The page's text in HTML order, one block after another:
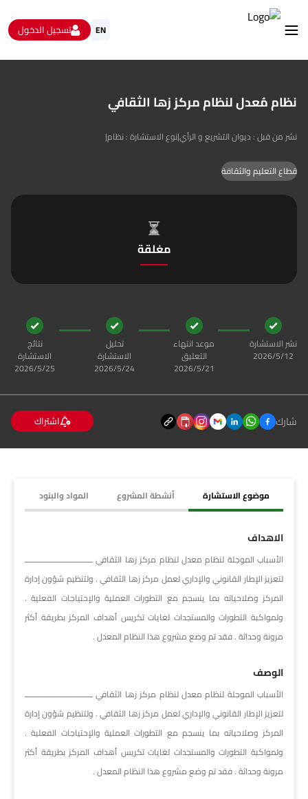
EN تسجيل الدخول
الاستبيانات و استطلاعات الرأي
البيانات المفتوحة
تواصل معنا
نظام مُعدل لنظام مركز زها الثقافي
نشر من قبل : ديوان التشريع و الرأي|نوع الاستشارة : نظام|
قطاع التعليم والثقافة
مغلقة
نشر الاستشارة
12‏‏/5‏‏/2026
موعد انتهاء
التعليق
21‏‏/5‏‏/2026
تحليل
الاستشارة
24‏‏/5‏‏/2026
نتائج
الاستشارة
25‏‏/5‏‏/2026
شارك اشتراك
موضوع الاستشارة أنشطة المشروع المواد والبنود
الاهداف
الأسباب الموجلة لنظام معدل لنظام مركز زها الثقافي ـــــــــــــــــــــــــــــــــ
لتعزيز الإطار القانوني والإداري لعمل مركز زها الثقافي . ولتنظيم شؤون إدارة
المركز وصلاحياته بما ينسجم مع التطورات العملية والإحتياجات الفعلية .
ولمواكبة التطورات والمستجدات لغايات تكريس أهداف المركز بطريقة أكثر
مرونة وحداثة . فقد تم وضع مشروع هذا النظام المعدل .
الوصف
الأسباب الموجلة لنظام معدل لنظام مركز زها الثقافي ـــــــــــــــــــــــــــــــــ
لتعزيز الإطار القانوني والإداري لعمل مركز زها الثقافي . ولتنظيم شؤون إدارة
المركز وصلاحياته بما ينسجم مع التطورات العملية والإحتياجات الفعلية .
ولمواكبة التطورات والمستجدات لغايات تكريس أهداف المركز بطريقة أكثر
مرونة وحداثة . فقد تم وضع مشروع هذا النظام المعدل .